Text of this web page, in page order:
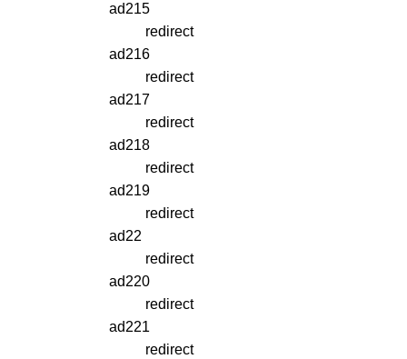
ad215
redirect
ad216
redirect
ad217
redirect
ad218
redirect
ad219
redirect
ad22
redirect
ad220
redirect
ad221
redirect